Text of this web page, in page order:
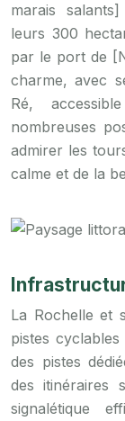
marais
leurs 300
par le port de
charme, avec
Ré,
nombreuses
admirer les
calme et de la
La Rochelle et
pistes
des pistes
des itinéraires
signalétique